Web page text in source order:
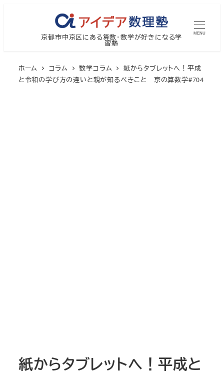
京都市中京区にある算数・数学が好きになる学
習塾
MENU
ホーム コラム 数学コラム
紙からタブレットへ！平成
と令和の学び方の違いと親が知るべきこと 京の算数学#704
紙からタブレットへ！平成と